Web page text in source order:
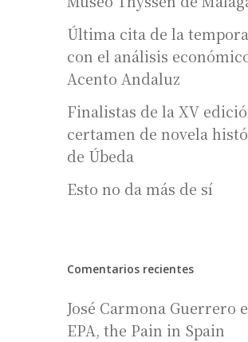
Última cita de la
con el análisis
Acento Andaluz
Finalistas de la XV
certamen de novela
de Úbeda
Esto no da más de sí
Comentarios recientes
José Carmona Guerrero
EPA, the Pain in Spain